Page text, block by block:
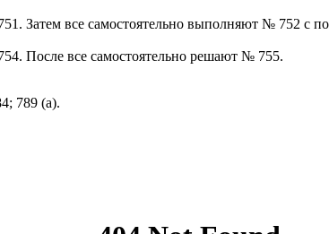
Затем все самостоятельно выполняют № 752 с
После все самостоятельно решают № 755.
789 (а).